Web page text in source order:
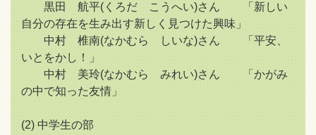
黒田 航平(くろだ こうへい)さん 「新しい
自分の存在を生み出す新しく見つけた興味」
中村 椎南(なかむら しいな)さん 「平安、
いとをかし！」
中村 美玲(なかむら みれい)さん 「かがみ
の中で知った友情」
(2) 中学生の部